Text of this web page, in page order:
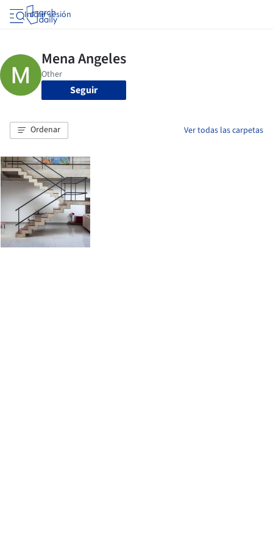
Iniciar sesión
Seguir
Ordenar Ver todas las carpetas